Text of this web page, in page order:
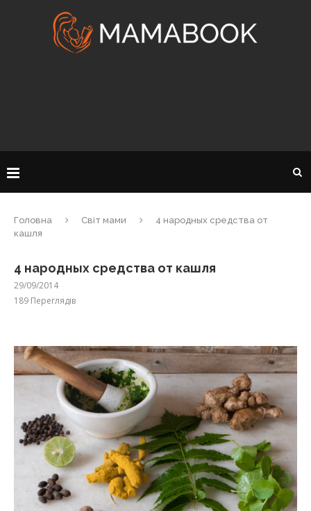
Головна Світ мами
4 народных средства от
кашля
4 народных средства от кашля
29/09/2014
189 Переглядів